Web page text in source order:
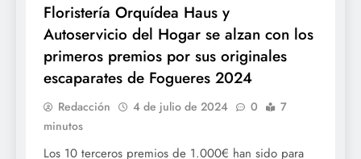
Floristería Orquídea Haus y
Autoservicio del Hogar se alzan con los
primeros premios por sus originales
escaparates de Fogueres 2024
Redacción 4 de julio de 2024 0
7
minutos
Los 10 terceros premios de 1.000€ han sido para